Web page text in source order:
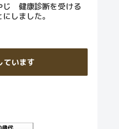
じ 健康診断を受ける
にしました。
ています